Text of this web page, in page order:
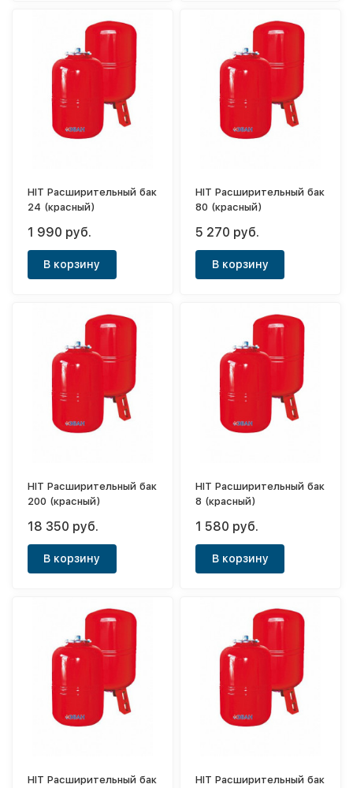
HIT Расширительный бак
24 (красный)
1 990 руб.
В корзину
HIT Расширительный бак
80 (красный)
5 270 руб.
В корзину
HIT Расширительный бак
200 (красный)
18 350 руб.
В корзину
HIT Расширительный бак
8 (красный)
1 580 руб.
В корзину
HIT Расширительный бак
HIT Расширительный бак